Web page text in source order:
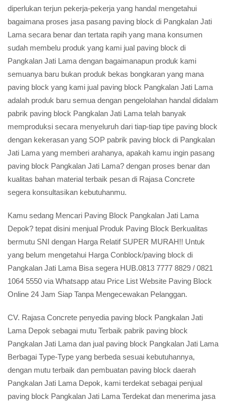
diperlukan terjun pekerja-pekerja yang handal mengetahui
bagaimana proses jasa pasang paving block di Pangkalan Jati
Lama secara benar dan tertata rapih yang mana konsumen
sudah membelu produk yang kami jual paving block di
Pangkalan Jati Lama dengan bagaimanapun produk kami
semuanya baru bukan produk bekas bongkaran yang mana
paving block yang kami jual paving block Pangkalan Jati Lama
adalah produk baru semua dengan pengelolahan handal didalam
pabrik paving block Pangkalan Jati Lama telah banyak
memproduksi secara menyeluruh dari tiap-tiap tipe paving block
dengan kekerasan yang SOP pabrik paving block di Pangkalan
Jati Lama yang memberi arahanya, apakah kamu ingin pasang
paving block Pangkalan Jati Lama? dengan proses benar dan
kualitas bahan material terbaik pesan di Rajasa Concrete
segera konsultasikan kebutuhanmu.
Kamu sedang Mencari Paving Block Pangkalan Jati Lama
Depok? tepat disini menjual Produk Paving Block Berkualitas
bermutu SNI dengan Harga Relatif SUPER MURAH!! Untuk
yang belum mengetahui Harga Conblock/paving block di
Pangkalan Jati Lama Bisa segera HUB.0813 7777 8829 / 0821
1064 5550 via Whatsapp atau Price List Website Paving Block
Online 24 Jam Siap Tanpa Mengecewakan Pelanggan.
CV. Rajasa Concrete penyedia paving block Pangkalan Jati
Lama Depok sebagai mutu Terbaik pabrik paving block
Pangkalan Jati Lama dan jual paving block Pangkalan Jati Lama
Berbagai Type-Type yang berbeda sesuai kebutuhannya,
dengan mutu terbaik dan pembuatan paving block daerah
Pangkalan Jati Lama Depok, kami terdekat sebagai penjual
paving block Pangkalan Jati Lama Terdekat dan menerima jasa